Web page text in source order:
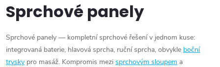
Sprchové panely
Sprchové panely — kompletní sprchové řešení v jednom kuse:
integrovaná baterie, hlavová sprcha, ruční sprcha, obvykle boční
trysky pro masáž. Kompromis mezi sprchovým sloupem a